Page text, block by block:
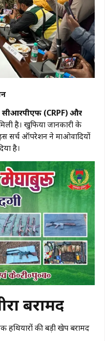
सीआरपीएफ (CRPF) और
है। खुफिया जानकारी के
सर्च ऑपरेशन ने माओवादियों
है।
बरामद
हथियारों की बड़ी खेप बरामद